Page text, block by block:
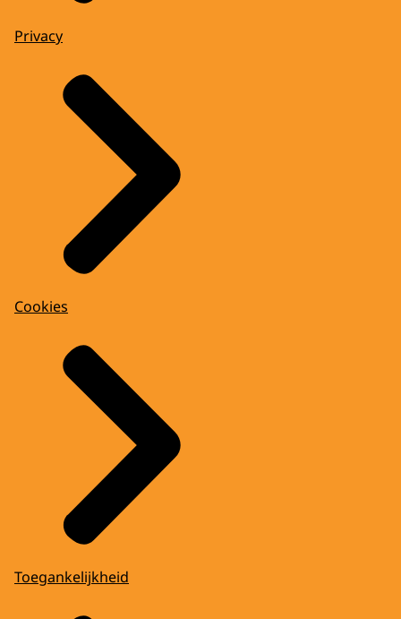
Privacy
Cookies
Toegankelijkheid